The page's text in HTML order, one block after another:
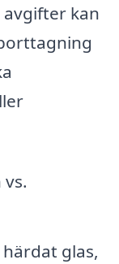
kan
glas,